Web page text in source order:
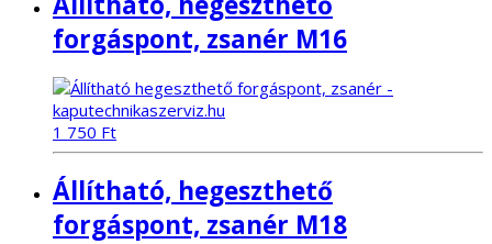
forgáspont, zsanér M16
1 750 Ft
Állítható, hegeszthető
forgáspont, zsanér M18